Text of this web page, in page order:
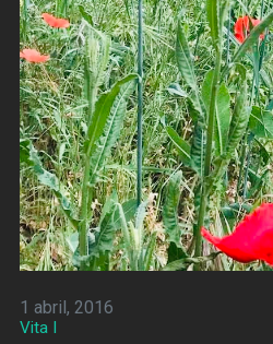
1 abril, 2016
Vita I